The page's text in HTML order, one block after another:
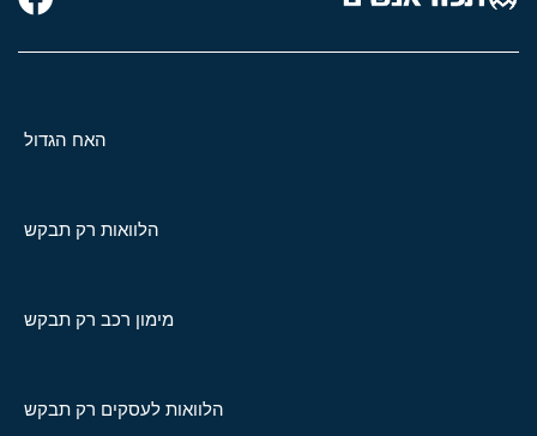
האח הגדול
הלוואות רק תבקש
מימון רכב רק תבקש
הלוואות לעסקים רק תבקש